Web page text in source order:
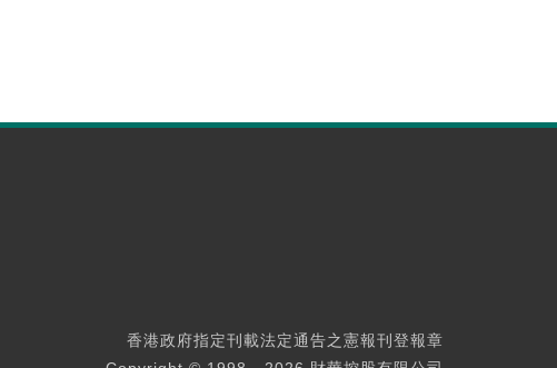
香港政府指定刊載法定通告之憲報刊登報章